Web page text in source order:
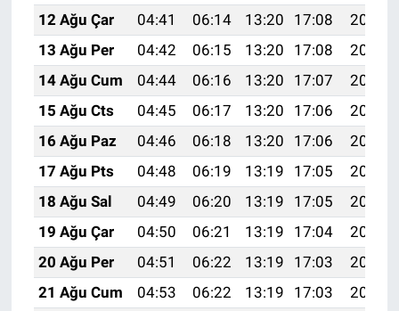
12 Ağu Çar
04:41 06:14 13:20 17:08
20:17
13 Ağu Per
04:42 06:15 13:20 17:08
20:15
14 Ağu Cum
04:44 06:16 13:20 17:07
20:14
15 Ağu Cts
04:45 06:17 13:20 17:06
20:13
16 Ağu Paz
04:46 06:18 13:20 17:06
20:11
17 Ağu Pts
04:48 06:19 13:19 17:05
20:10
18 Ağu Sal
04:49 06:20 13:19 17:05
20:09
19 Ağu Çar
04:50 06:21 13:19 17:04
20:07
20 Ağu Per
04:51 06:22 13:19 17:03
20:06
21 Ağu Cum
04:53 06:22 13:19 17:03
20:05